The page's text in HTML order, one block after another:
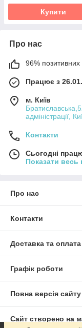
Купити
Про нас
96% позитивних
Працює з
м. Київ
адміністрації,
Контакти
Сьогодні
Показати весь
Про нас
Контакти
Доставка та оплата
Графік роботи
Повна версія сайту
Сайт створено на